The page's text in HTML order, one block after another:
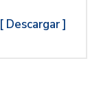
[ Descargar ]